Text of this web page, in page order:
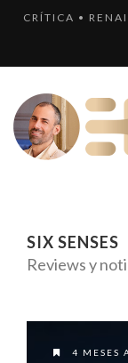
CRÍTICA •
LOS 10
EXPERIENCIA •
LOS 10
SIX SENSES
Reviews y
4 MESES